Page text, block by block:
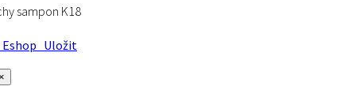
sampon K18
Uložit